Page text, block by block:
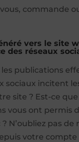
commande
vers le site
des réseaux
les publications
sociaux incitent
site ? Est-ce que
vous ont permis
N’oubliez pas de
votre compte